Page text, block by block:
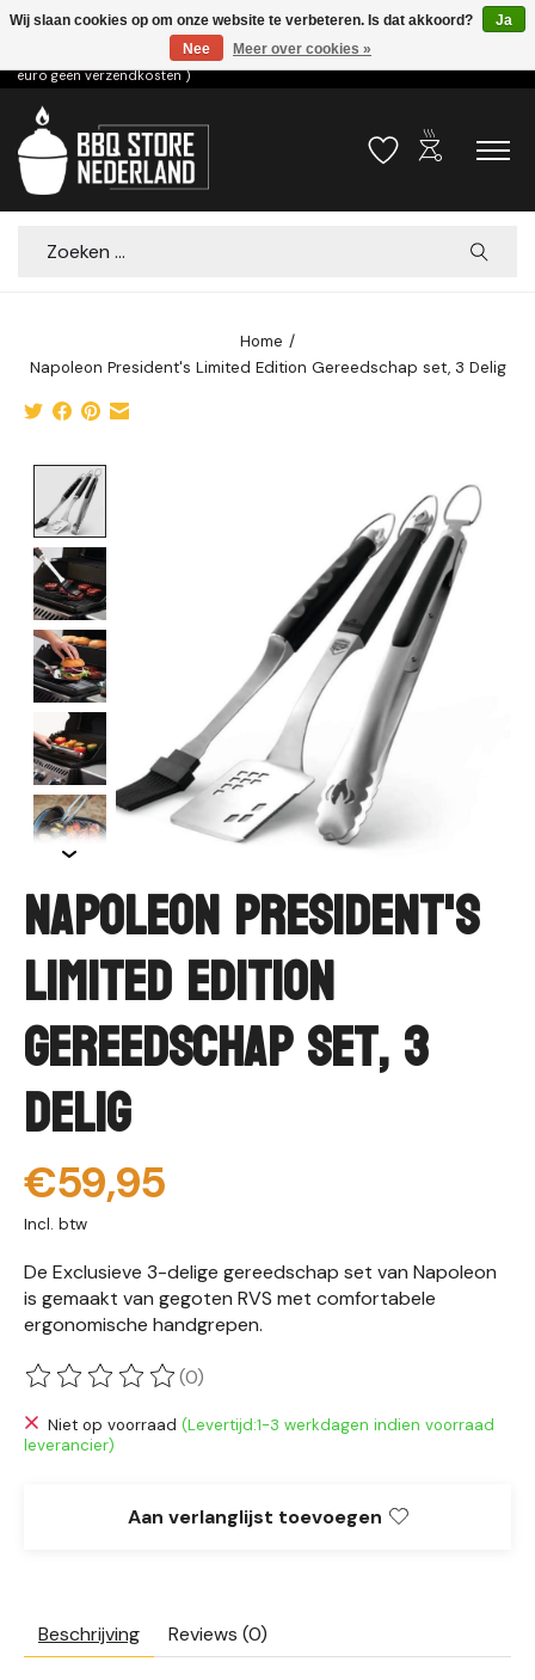
Voor 15.00u besteld dezelfde dag verzonden! ( 6,95 verzendkosten, vanaf 75
euro geen verzendkosten )
Verlanglijst
outdoor_grill
Zoeken
Home /
Napoleon President's Limited Edition Gereedschap set, 3 Delig
Napoleon President's
Limited Edition
Gereedschap set, 3
Delig
€59,95
Incl. btw
De Exclusieve 3-delige gereedschap set van Napoleon
is gemaakt van gegoten RVS met comfortabele
ergonomische handgrepen.
De beoordeling van dit product is
(0)
Niet op voorraad (Levertijd:1-3 werkdagen indien voorraad
leverancier)
Aan verlanglijst toevoegen
Beschrijving Reviews (0)
Wij slaan cookies op om onze website te verbeteren. Is dat akkoord?
Ja
Nee
Meer over cookies »